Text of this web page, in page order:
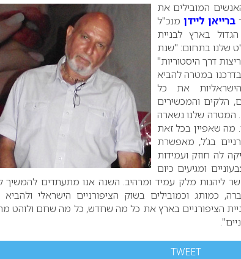
המובילים את
ברייאן ליידןמנכ"ל
בארץ לבניית
שלנו בתחום: "שנת
דרך היסטוריות"
במטרה להביא
את כל
הלקים והמכשירים
המטרה שלנו נשארה
מה שאפיין בכל זאת
בג’ל, מאפשרת
לה חוזק ועמידות
ומגיעים כיום
ליהנות מלק עמיד ומרהיב. השנה אנו מתעתדים להמשיך
כמותג וכמובילים בשוק הציפורניים הישראלי ולהביא
הציפורניים בארץ את כל מה שחדש, כל מה שחם ולוהט
TWEET